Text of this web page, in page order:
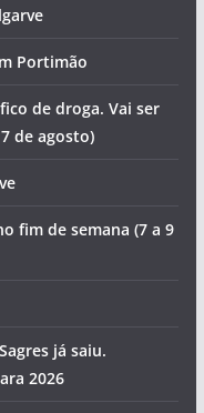
Portimão
de droga. Vai ser
de agosto)
fim de semana (7 a 9
já saiu.
2026